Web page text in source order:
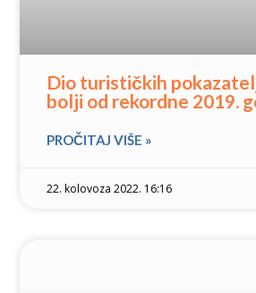
Dio turističkih
bolji od rekordne 2019.
PROČITAJ VIŠE »
22. kolovoza 2022. 16:16